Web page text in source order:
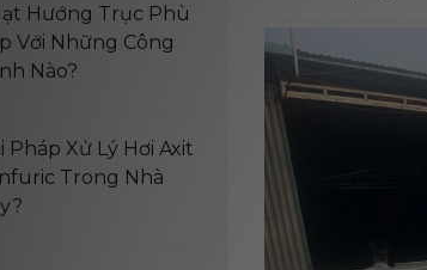
Hướng Trục Phù
Với Những Công
Nào?
Pháp Xử Lý Hơi Axit
Trong Nhà